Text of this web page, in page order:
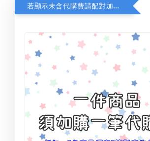
若顯示未含代購費請配對加購(未加購視同無效訂單)